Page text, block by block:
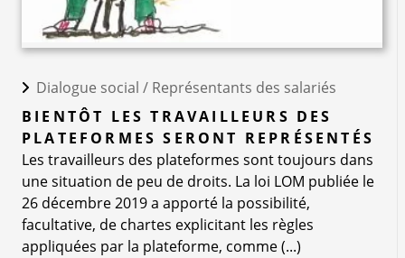
Dialogue social / Représentants des salariés
BIENTÔT LES TRAVAILLEURS DES
PLATEFORMES SERONT REPRÉSENTÉS
Les travailleurs des plateformes sont toujours dans
une situation de peu de droits. La loi LOM publiée le
26 décembre 2019 a apporté la possibilité,
facultative, de chartes explicitant les règles
appliquées par la plateforme, comme (...)